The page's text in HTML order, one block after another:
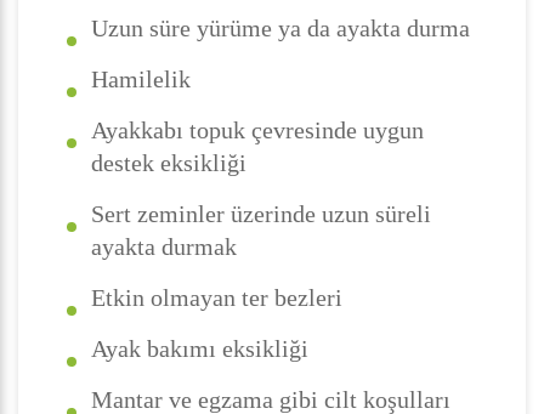
Uzun süre yürüme ya da ayakta durma
Hamilelik
Ayakkabı topuk çevresinde uygun
destek eksikliği
Sert zeminler üzerinde uzun süreli
ayakta durmak
Etkin olmayan ter bezleri
Ayak bakımı eksikliği
Mantar ve egzama gibi cilt koşulları